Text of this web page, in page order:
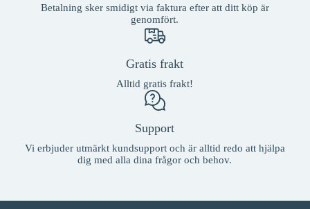
Betalning sker smidigt via faktura efter att ditt köp är
genomfört.
Gratis frakt
Alltid gratis frakt!
Support
Vi erbjuder utmärkt kundsupport och är alltid redo att hjälpa
dig med alla dina frågor och behov.